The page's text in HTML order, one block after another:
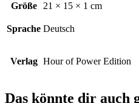
Größe
21 × 15 × 1 cm
Sprache Deutsch
Verlag Hour of Power Edition
Das könnte dir auch